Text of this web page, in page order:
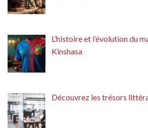
L’histoire et l’évolution du
Kinshasa
Découvrez les trésors